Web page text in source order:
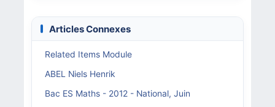
Articles Connexes
Related Items Module
ABEL Niels Henrik
Bac ES Maths - 2012 - National, Juin